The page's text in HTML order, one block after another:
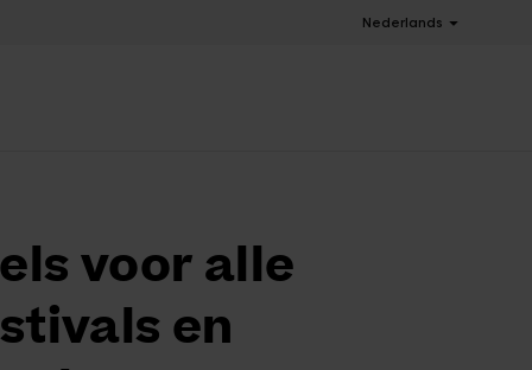
Nederlands
voor alle
en